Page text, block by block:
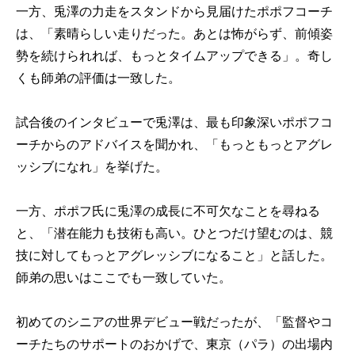
一方、兎澤の力走をスタンドから見届けたポポフコーチ
は、「素晴らしい走りだった。あとは怖がらず、前傾姿
勢を続けられれば、もっとタイムアップできる」。奇し
くも師弟の評価は一致した。
試合後のインタビューで兎澤は、最も印象深いポポフコ
ーチからのアドバイスを聞かれ、「もっともっとアグレ
ッシブになれ」を挙げた。
一方、ポポフ氏に兎澤の成長に不可欠なことを尋ねる
と、「潜在能力も技術も高い。ひとつだけ望むのは、競
技に対してもっとアグレッシブになること」と話した。
師弟の思いはここでも一致していた。
初めてのシニアの世界デビュー戦だったが、「監督やコ
ーチたちのサポートのおかげで、東京（パラ）の出場内